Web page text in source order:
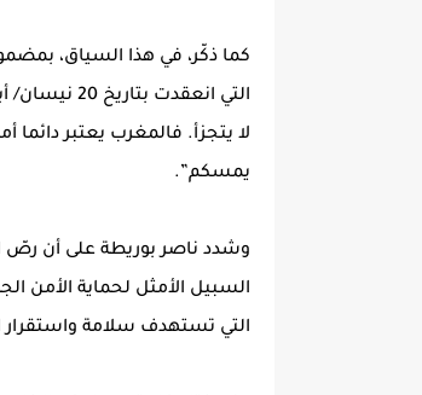
كما ذكّر، في هذا السياق،
لا يتجزأ. فالمغرب يعتبر
يمسكم”.
وشدد ناصر بوريطة على أن رصّ
السبيل الأمثل لحماية الأمن
التي تستهدف سلامة واستقرار